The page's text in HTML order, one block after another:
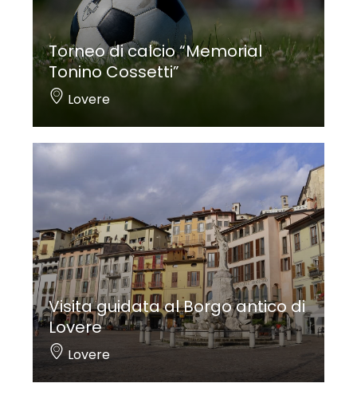
Torneo di calcio “Memorial
Tonino Cossetti”
Lovere
Visita guidata al Borgo antico di
Lovere
Lovere